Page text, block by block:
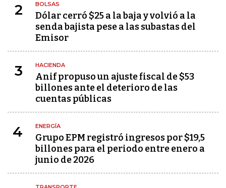
2 BOLSAS
Dólar cerró $25 a la baja y volvió a la
senda bajista pese a las subastas del
Emisor
3 HACIENDA
Anif propuso un ajuste fiscal de $53
billones ante el deterioro de las
cuentas públicas
4 ENERGÍA
Grupo EPM registró ingresos por $19,5
billones para el periodo entre enero a
junio de 2026